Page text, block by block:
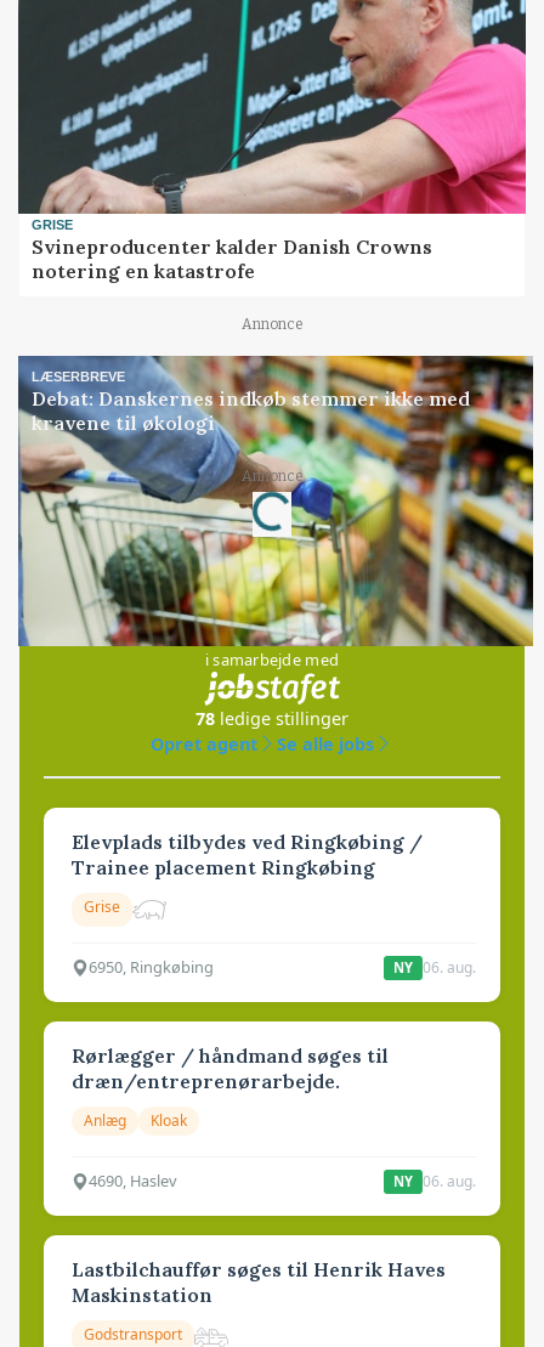
GRISE
Svineproducenter kalder Danish Crowns
notering en katastrofe
Annonce
LÆSERBREVE
Debat: Danskernes indkøb stemmer ikke med
kravene til økologi
Annonce
Loading...
Jobs
i samarbejde med
78 ledige stillinger
Opret agent
Se alle jobs
Elevplads tilbydes ved Ringkøbing /
Trainee placement Ringkøbing
Grise
6950, Ringkøbing NY 06. aug.
Rørlægger / håndmand søges til
dræn/entreprenørarbejde.
Anlæg Kloak
4690, Haslev NY 06. aug.
Lastbilchauffør søges til Henrik Haves
Maskinstation
Godstransport